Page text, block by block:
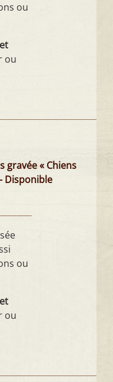
ou
ou
gravée « Chiens
Disponible
ou
ou